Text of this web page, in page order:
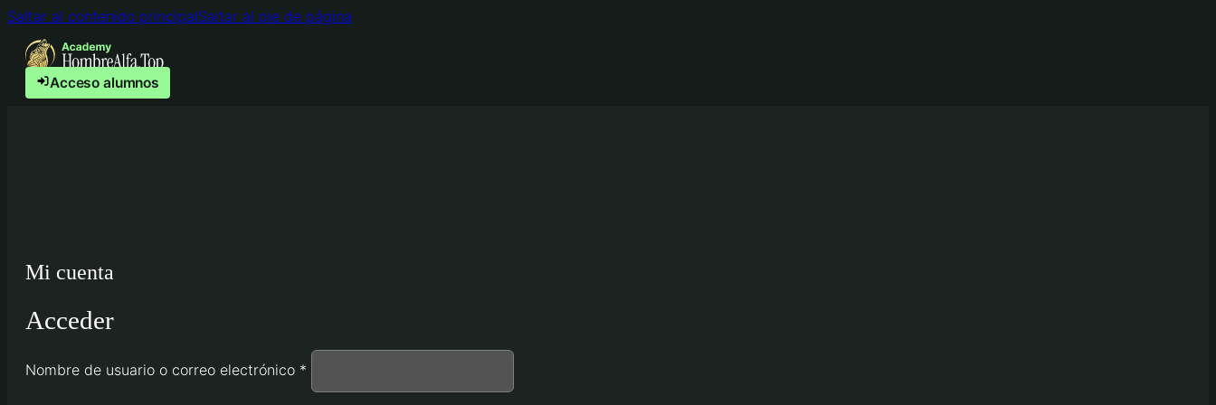
Saltar al contenido principalSaltar al pie de página
Acceso alumnos
Mi cuenta
Acceder
Nombre de usuario o correo electrónico *
Obligatorio